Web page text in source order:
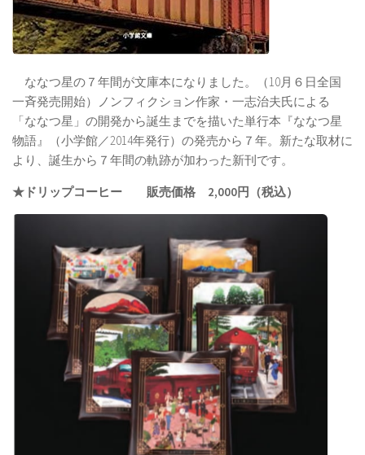
ななつ星の７年間が文庫本になりました。（10月６日全国
一斉発売開始）ノンフィクション作家・一志治夫氏による
「ななつ星」の開発から誕生までを描いた単行本『ななつ星
物語』（小学館／2014年発行）の発売から７年。新たな取材に
より、誕生から７年間の軌跡が加わった新刊です。
★ドリップコーヒー 販売価格 2,000円（税込）